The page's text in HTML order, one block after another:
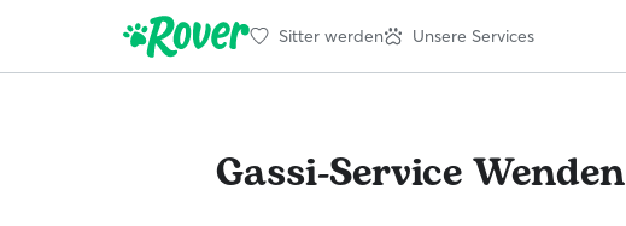
Sitter werden Unsere Services
Gassi-ServiceWenden